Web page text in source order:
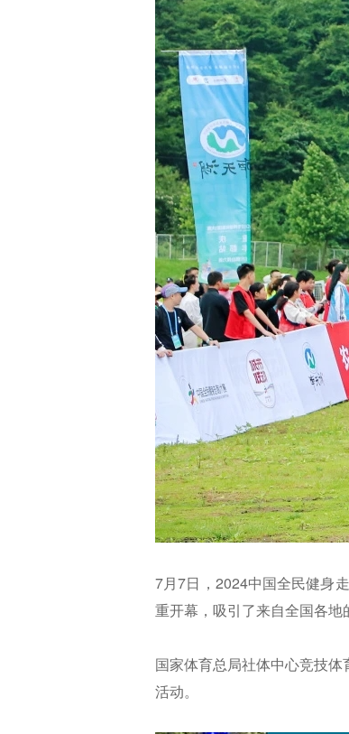
7月7日，2024中国全民健身
重开幕，吸引了来自全国各地
国家体育总局社体中心竞技
活动。